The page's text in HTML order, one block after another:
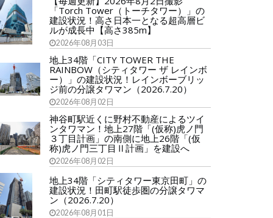
「Torch Tower（トーチタワー）」の
建設状況！高さ日本一となる超高層ビ
ルが成長中【高さ385m】
2026年08月03日
地上34階「CITY TOWER THE
RAINBOW（シティタワー ザ レインボ
ー）」の建設状況！レインボーブリッ
ジ前の分譲タワマン（2026.7.20）
2026年08月02日
神谷町駅近くに野村不動産によるツイ
ンタワマン！地上27階「(仮称)虎ノ門
３丁目計画」の南側に地上26階「(仮
称)虎ノ門三丁目Ⅱ計画」を建設へ
2026年08月02日
地上34階「シティタワー東京田町」の
建設状況！田町駅徒歩圏の分譲タワマ
ン（2026.7.20）
2026年08月01日